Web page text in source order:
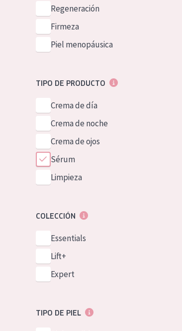
German
Spanish
Greek
Regeneración
Firmeza
Piel menopáusica
TIPO DE PRODUCTO
Crema de día
Crema de noche
Crema de ojos
Sérum
Limpieza
COLECCIÓN
Essentials
Lift+
Expert
TIPO DE PIEL